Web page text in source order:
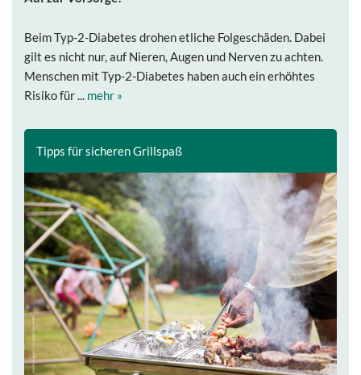
Beim Typ-2-Diabetes drohen etliche Folgeschäden. Dabei
gilt es nicht nur, auf Nieren, Augen und Nerven zu achten.
Menschen mit Typ-2-Diabetes haben auch ein erhöhtes
Risiko für ... mehr »
Tipps für sicheren Grillspaß